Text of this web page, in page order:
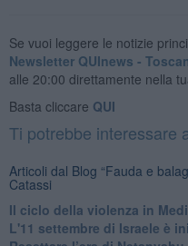
Se vuoi leggere le notizie
Newsletter QUInews -
alle 20:00 direttamente nella
Basta cliccare QUI
Ti potrebbe interessare
Articoli dal Blog “Fauda e
Catassi
Il ciclo della violenza in
L'11 settembre di Israele è